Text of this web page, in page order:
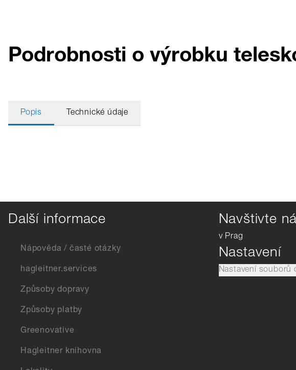
Podrobnosti o výrobku
Popis Technické údaje
Další informace
Nápověda / časté otázky
hagleitner.services
Způsoby dopravy
Způsoby platby
Greenovative
Hagleitner knihovna
Navštivte
v Prag
Nastavení
Nastavení souborů